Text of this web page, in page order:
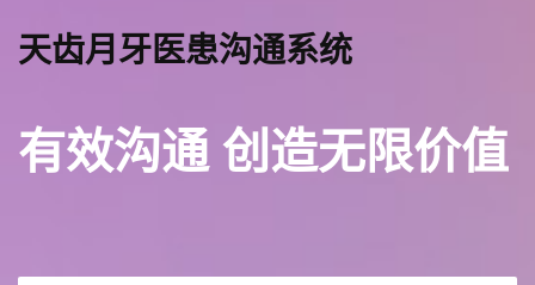
天齿月牙医患沟通系统
有效沟通 创造无限价值